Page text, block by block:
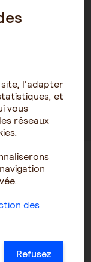
⇗
l'adapter
et
vous
réseaux
des
Refusez